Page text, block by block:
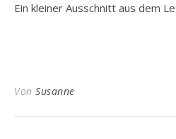
Ein kleiner Ausschnitt aus dem
Von Susanne